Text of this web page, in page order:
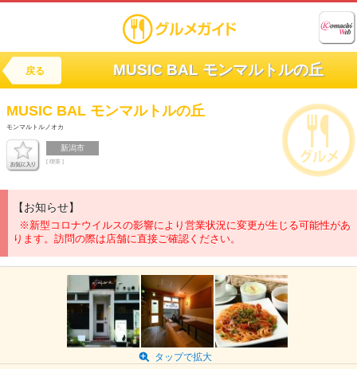
戻る MUSIC BAL モンマルトルの丘
MUSIC BAL モンマルトルの丘
モンマルトルノオカ
新潟市
[ 喫茶 ]
【お知らせ】
※新型コロナウイルスの影響により営業状況に変更が生じる可能性があ
ります。訪問の際は店舗に直接ご確認ください。
タップで拡大